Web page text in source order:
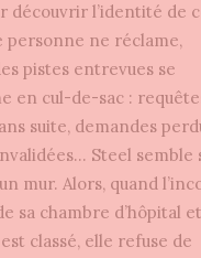
découvrir l’identité de
personne ne réclame,
pistes entrevues se
en cul-de-sac :
suite, demandes
Steel semble
mur. Alors, quand
sa chambre d’hôpital
classé, elle refuse de